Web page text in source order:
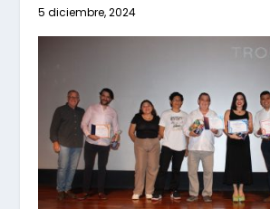
5 diciembre, 2024